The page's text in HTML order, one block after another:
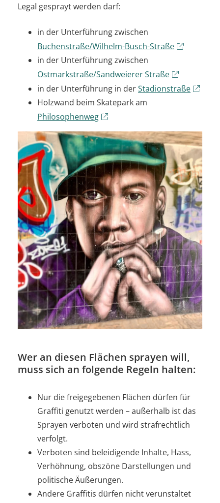
Legal gesprayt werden darf:
in der Unterführung zwischen
Buchenstraße/Wilhelm-Busch-Straße
in der Unterführung zwischen
Ostmarkstraße/Sandweierer Straße
in der Unterführung in derStadionstraße
Holzwand beim Skatepark am
Philosophenweg
Wer an diesen Flächen sprayen will,
muss sich an folgende Regeln halten:
Nur die freigegebenen Flächen dürfen für
Graffiti genutzt werden – außerhalb ist das
Sprayen verboten und wird strafrechtlich
verfolgt.
Verboten sind beleidigende Inhalte, Hass,
Verhöhnung, obszöne Darstellungen und
politische Äußerungen.
Andere Graffitis dürfen nicht verunstaltet